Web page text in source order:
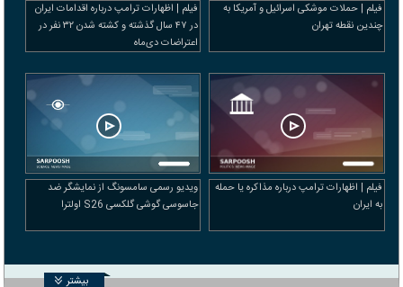
فیلم | حملات موشکی اسرائیل و آمریکا به
چندین نقطه تهران
فیلم | اظهارات ترامپ درباره اقدامات ایران
در ۴۷ سال گذشته و کشته شدن ۳۲ نفر در
اعتراضات دی‌ماه
فیلم | اظهارات ترامپ درباره مذاکره یا حمله
به ایران
ویدیو رسمی سامسونگ از نمایشگر ضد
جاسوسی گوشی گلکسی S26 اولترا
بیشتر